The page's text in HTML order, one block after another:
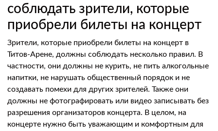
соблюдать зрители, которые
приобрели билеты на концерт
Зрители, которые приобрели билеты на концерт в
Титов-Арене, должны соблюдать несколько правил. В
частности, они должны не курить, не пить алкогольные
напитки, не нарушать общественный порядок и не
создавать помехи для других зрителей. Также они
должны не фотографировать или видео записывать без
разрешения организаторов концерта. В целом, на
концерте нужно быть уважающим и комфортным для